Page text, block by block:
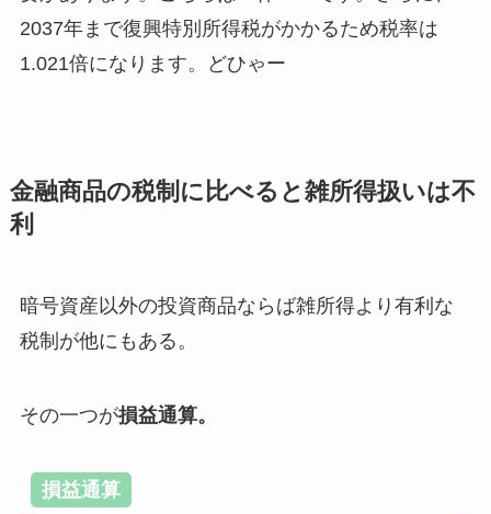
2037年まで復興特別所得税がかかるため税率は
1.021倍になります。どひゃー
金融商品の税制に比べると雑所得扱いは不
利
暗号資産以外の投資商品ならば雑所得より有利な
税制が他にもある。
その一つが損益通算。
損益通算